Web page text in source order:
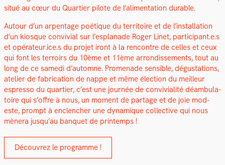
situé au cœur du Quarti­er pilote de l’alimentation durable.
Autour d’un arpen­t­age poé­tique du ter­ri­toire et de l’installation
d’un kiosque con­vivial sur l’esplanade Roger Linet, participant.e.s
et opérateur.ice.s du pro­jet iront à la ren­con­tre de celles et ceux
qui font les ter­roirs du 10ème et 11ème arrondisse­ments, tout au
long de ce same­di d’automne. Prom­e­nade sen­si­ble, dégus­ta­tions,
ate­lier de fab­ri­ca­tion de nappe et même élec­tion du meilleur
espres­so du quarti­er, c’est une journée de con­vivi­al­ité déam­bu­la­
toire qui s’offre à nous, un moment de partage et de joie mod­
este, prompt à enclencher une dynamique col­lec­tive qui nous
mèn­era jusqu’au ban­quet de print­emps !
Décou­vrez le pro­gramme !